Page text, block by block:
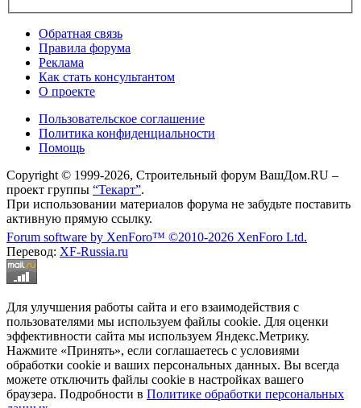
Обратная связь
Правила форума
Реклама
Как стать консультантом
О проекте
Пользовательское соглашение
Политика конфиденциальности
Помощь
Copyright © 1999-2026, Строительный форум ВашДом.RU –
проект группы “Текарт”.
При использовании материалов форума не забудьте поставить
активную прямую ссылку.
Forum software by XenForo™ ©2010-2026 XenForo Ltd.
Перевод: XF-Russia.ru
Для улучшения работы сайта и его взаимодействия с
пользователями мы используем файлы cookie. Для оценки
эффективности сайта мы используем Яндекс.Метрику.
Нажмите «Принять», если соглашаетесь с условиями
обработки cookie и ваших персональных данных. Вы всегда
можете отключить файлы cookie в настройках вашего
браузера. Подробности в Политике обработки персональных